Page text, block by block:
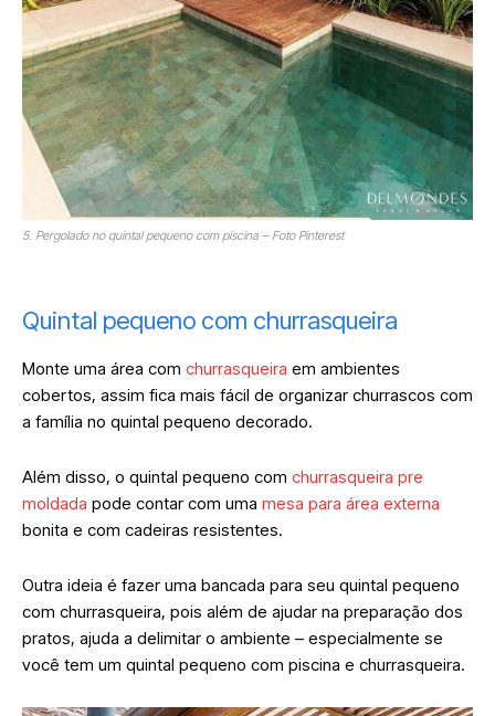
5. Pergolado no quintal pequeno com piscina – Foto Pinterest
Quintal pequeno com churrasqueira
Monte uma área com churrasqueira em ambientes
cobertos, assim fica mais fácil de organizar churrascos com
a família no quintal pequeno decorado.
Além disso, o quintal pequeno com churrasqueira pre
moldada pode contar com uma mesa para área externa
bonita e com cadeiras resistentes.
Outra ideia é fazer uma bancada para seu quintal pequeno
com churrasqueira, pois além de ajudar na preparação dos
pratos, ajuda a delimitar o ambiente – especialmente se
você tem um quintal pequeno com piscina e churrasqueira.